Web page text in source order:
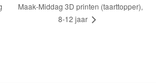
Maak-Middag 3D printen (taarttopper),
8-12 jaar